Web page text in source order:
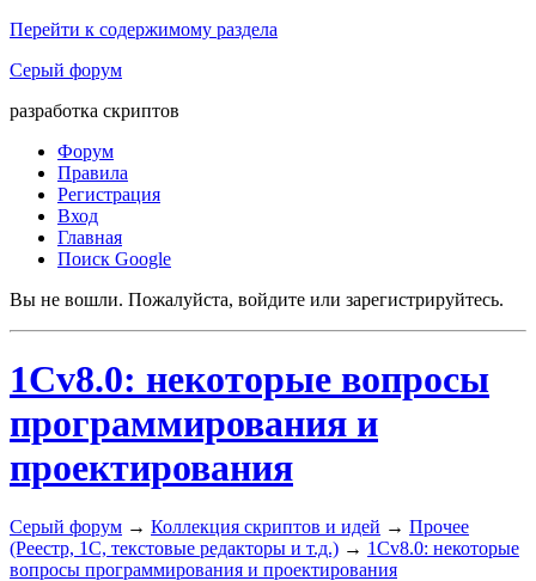
Перейти к содержимому раздела
Серый форум
разработка скриптов
Форум
Правила
Регистрация
Вход
Главная
Поиск Google
Вы не вошли. Пожалуйста, войдите или зарегистрируйтесь.
1Cv8.0: некоторые вопросы
программирования и
проектирования
Серый форум → Коллекция скриптов и идей → Прочее
(Реестр, 1С, текстовые редакторы и т.д.) → 1Cv8.0: некоторые
вопросы программирования и проектирования